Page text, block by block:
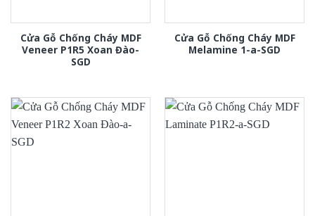
Cửa Gỗ Chống Cháy MDF
Veneer P1R5 Xoan Đào-
SGD
Cửa Gỗ Chống Cháy MDF
Melamine 1-a-SGD